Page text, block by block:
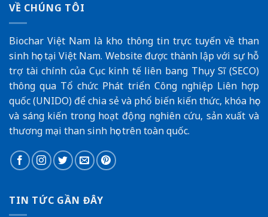
VỀ CHÚNG TÔI
Biochar Việt Nam là kho thông tin trực tuyến về than
sinh học tại Việt Nam. Website được thành lập với sự hỗ
trợ tài chính của Cục kinh tế liên bang Thụy Sĩ (SECO)
thông qua Tổ chức Phát triển Công nghiệp Liên hợp
quốc (UNIDO)để chia sẻ và phổ biến kiến thức, khóa học
và sáng kiến trong hoạt động nghiên cứu, sản xuất và
thương mại than sinh học trên toàn quốc.
TIN TỨC GẦN ĐÂY